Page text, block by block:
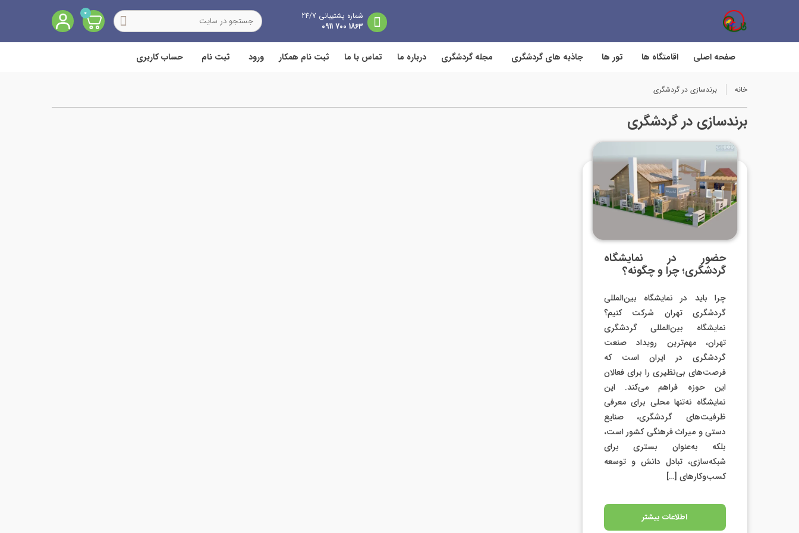
شماره پشتیبانی 24/7
1863 700 0911
0
صفحه اصلی اقامتگاه ها تور ها جاذبه های گردشگری مجله گردشگری درباره ما تماس با ما ثبت نام همکار ورود ثبت نام حساب کاربری
خانه برندسازی در گردشگری
برندسازی در گردشگری
حضور در نمایشگاه
گردشگری؛ چرا و چگونه؟
چرا باید در نمایشگاه بین‌المللی
گردشگری تهران شرکت کنیم؟
نمایشگاه بین‌المللی گردشگری
تهران، مهم‌ترین رویداد صنعت
گردشگری در ایران است که
فرصت‌های بی‌نظیری را برای فعالان
این حوزه فراهم می‌کند. این
نمایشگاه نه‌تنها محلی برای معرفی
ظرفیت‌های گردشگری، صنایع
دستی و میراث فرهنگی کشور است،
بلکه به‌عنوان بستری برای
شبکه‌سازی، تبادل دانش و توسعه
کسب‌وکارهای […]
اطلاعات بیشتر